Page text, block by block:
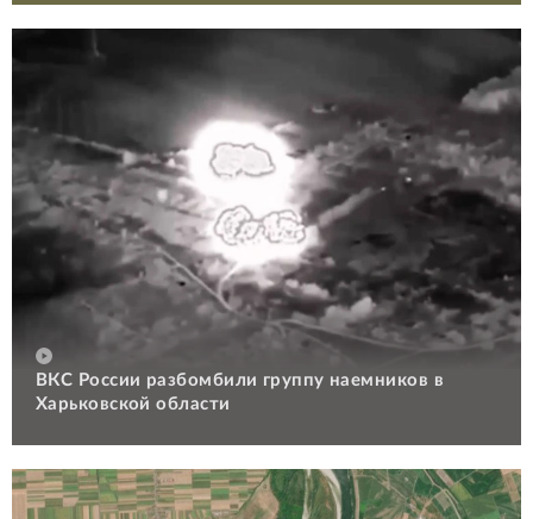
ВКС России разбомбили группу наемников в
Харьковской области